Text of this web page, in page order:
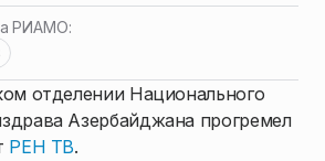
РИАМО:
отделении Национального
Азербайджана прогремел
РЕН ТВ.